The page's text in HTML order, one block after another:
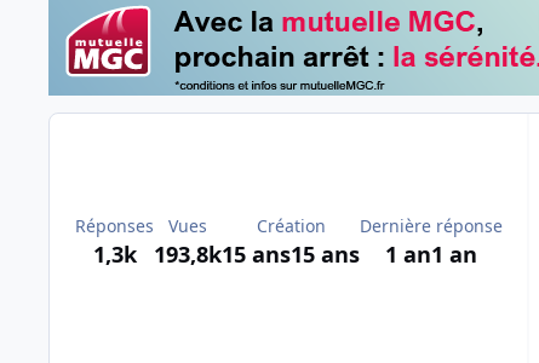
Réponses
1,3k
Vues
193,8k
Création
15 ans15 ans
Dernière réponse
1 an1 an